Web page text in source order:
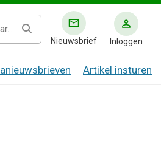
Nieuwsbrief Inloggen
Artikel insturen